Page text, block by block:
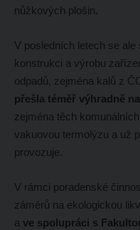
nůžkových plošin.
V posledních letech se
konstrukci a výrobu
odpadů, zejména kalů z
přešla téměř výhradně
zejména těch
vakuovou termolýzu a už
provozuje.
V rámci poradenské
záměrů na ekologickou
a ve spolupráci s